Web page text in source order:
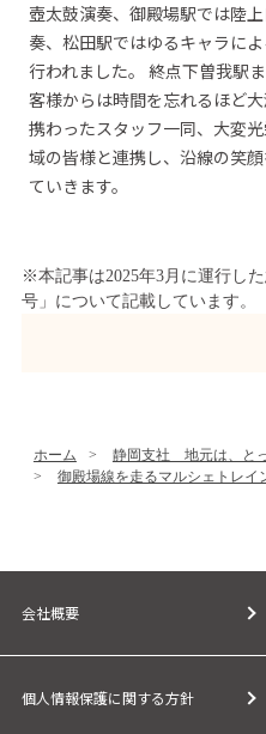
壺太鼓演奏、御殿場駅では陸
奏、松田駅ではゆるキャラに
行われました。 終点下曽我駅
客様からは時間を忘れるほど
携わったスタッフ一同、大変
域の皆様と連携し、沿線の笑
ていきます。
※本記事は2025年3月に運行し
号」について記載しています。
ホーム >
静岡支社 地元は、と
>
御殿場線を走るマルシェトレイ
会社概要
個人情報保護に関する方針